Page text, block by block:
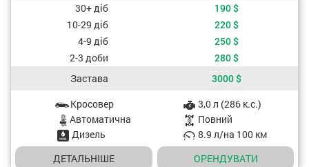
Вартість, залежно від періоду оренди
30+ діб 190$
10-29 діб
220$
4-9 діб
250$
2-3 доби
280$
Застава
3000$
Характеристики авто
Кросовер
3,0 л (286 к.с.)
Aвтоматична
Повний
Дизель
8.9 л/на 100 км
ДЕТАЛЬНІШЕ
OРЕНДУВАТИ